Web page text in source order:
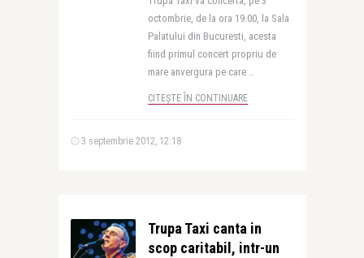
octombrie, de la ora 19.00, la Sala
Palatului din Bucuresti, acesta
fiind primul concert propriu de
mare anvergura pe care ..
CITEȘTE ÎN CONTINUARE
3 septembrie 2012, 12:18
Trupa Taxi canta in
scop caritabil, intr-un